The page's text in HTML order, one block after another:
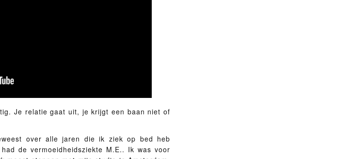
Je relatie gaat uit, je krijgt een baan niet of
over alle jaren die ik ziek op bed heb
de vermoeidheidsziekte M.E.. Ik was voor